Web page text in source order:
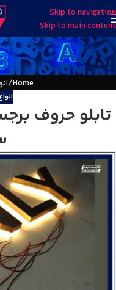
Skip to navigation
Skip to main content
Home
تابلو حروف